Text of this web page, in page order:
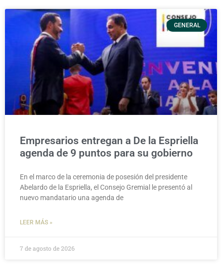
GENERAL
Empresarios entregan a De la Espriella
agenda de 9 puntos para su gobierno
En el marco de la ceremonia de posesión del presidente
Abelardo de la Espriella, el Consejo Gremial le presentó al
nuevo mandatario una agenda de
LEER MÁS »
7 de agosto de 2026